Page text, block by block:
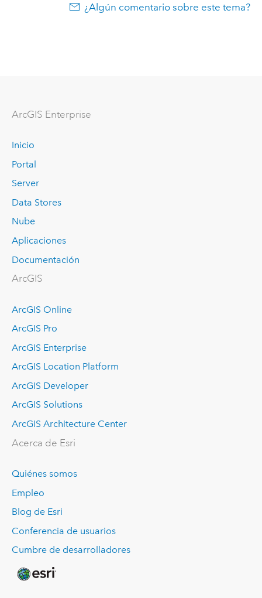
¿Algún comentario sobre este tema?
ArcGIS Enterprise
Inicio
Portal
Server
Data Stores
Nube
Aplicaciones
Documentación
ArcGIS
ArcGIS Online
ArcGIS Pro
ArcGIS Enterprise
ArcGIS Location Platform
ArcGIS Developer
ArcGIS Solutions
ArcGIS Architecture Center
Acerca de Esri
Quiénes somos
Empleo
Blog de Esri
Conferencia de usuarios
Cumbre de desarrolladores